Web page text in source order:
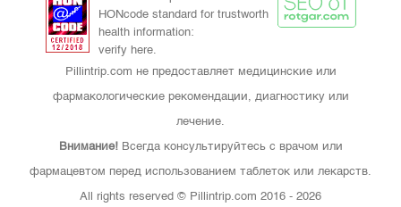
HONcode standard for trustworth
health information:
verify here.
Pillintrip.com не предоставляет медицинские или
фармакологические рекомендации, диагностику или
лечение.
Внимание!Всегда консультируйтесь с врачом или
фармацевтом перед использованием таблеток или лекарств.
All rights reserved © Pillintrip.com 2016 - 2026